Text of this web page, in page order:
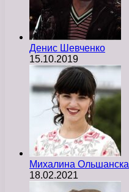
Денис Шевченко
15.10.2019
Михалина Ольшанска
18.02.2021